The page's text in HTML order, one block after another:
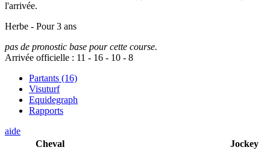
l'arrivée.
Herbe - Pour 3 ans
pas de pronostic base pour cette course.
Arrivée officielle : 11 - 16 - 10 - 8
Partants (16)
Visuturf
Equidegraph
Rapports
aide
Cheval
Jockey